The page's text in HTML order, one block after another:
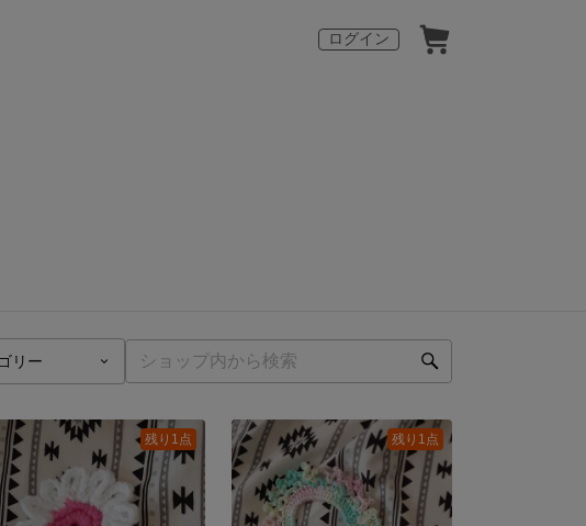
ログイン
残り1点 残り1点